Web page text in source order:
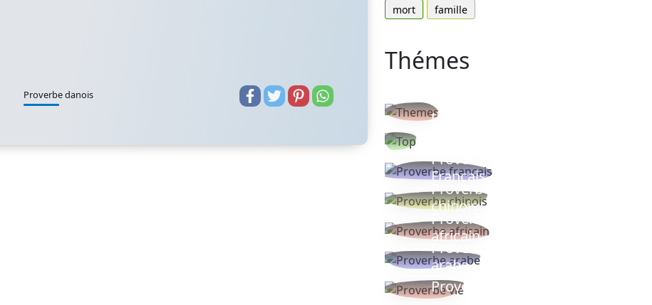
Proverbe danois
mort
famille
Thémes
thèmes
Proverbe
Français
Proverbe
chinois
Proverbe
africain
Proverbe
arabe
Proverbe vie